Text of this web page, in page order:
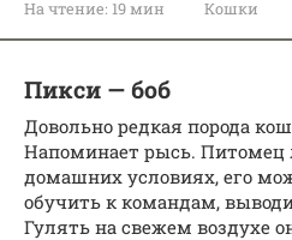
На чтение: 19 мин Кошки
Пикси — боб
Довольно редкая порода
Напоминает рысь. Питомец
домашних условиях, его
обучить к командам,
Гулять на свежем воздухе